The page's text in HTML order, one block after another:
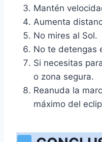
Mantén
Aumenta
No mires al Sol.
No te detengas
Si necesitas
o zona segura.
Reanuda la
máximo del